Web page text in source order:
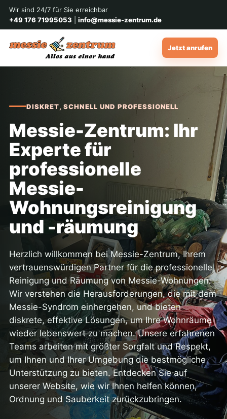
Wir sind 24/7 für Sie erreichbar
+49 176 71995053
info@messie-zentrum.de
Jetzt anrufen
DISKRET, SCHNELL UND PROFESSIONELL
Messie-Zentrum: Ihr
Experte für
professionelle
Messie-
Wohnungsreinigung
und -räumung
Herzlich willkommen bei Messie-Zentrum, Ihrem
vertrauenswürdigen Partner für die professionelle
Reinigung und Räumung von Messie-Wohnungen.
Wir verstehen die Herausforderungen, die mit dem
Messie-Syndrom einhergehen, und bieten
diskrete, effektive Lösungen, um Ihre Wohnräume
wieder lebenswert zu machen. Unsere erfahrenen
Teams arbeiten mit größter Sorgfalt und Respekt,
um Ihnen und Ihrer Umgebung die bestmögliche
Unterstützung zu bieten. Entdecken Sie auf
unserer Website, wie wir Ihnen helfen können,
Ordnung und Sauberkeit zurückzubringen.